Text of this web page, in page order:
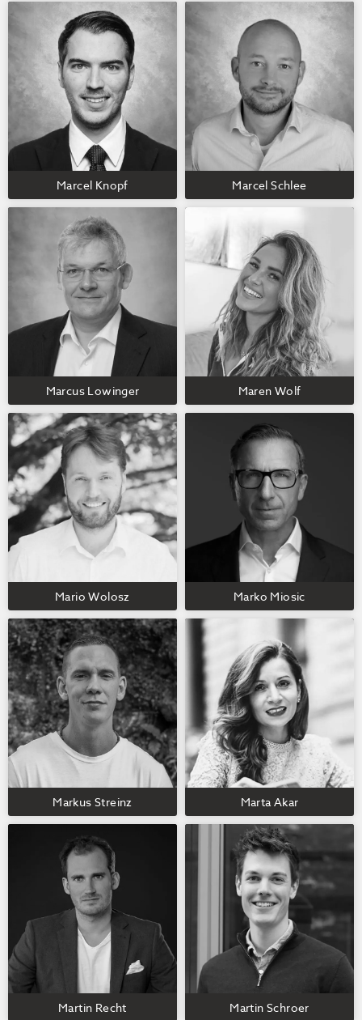
Marcel Knopf Marcel Schlee
Marcus Lowinger Maren Wolf
Mario Wolosz Marko Miosic
Markus Streinz Marta Akar
Martin Recht Martin Schroer